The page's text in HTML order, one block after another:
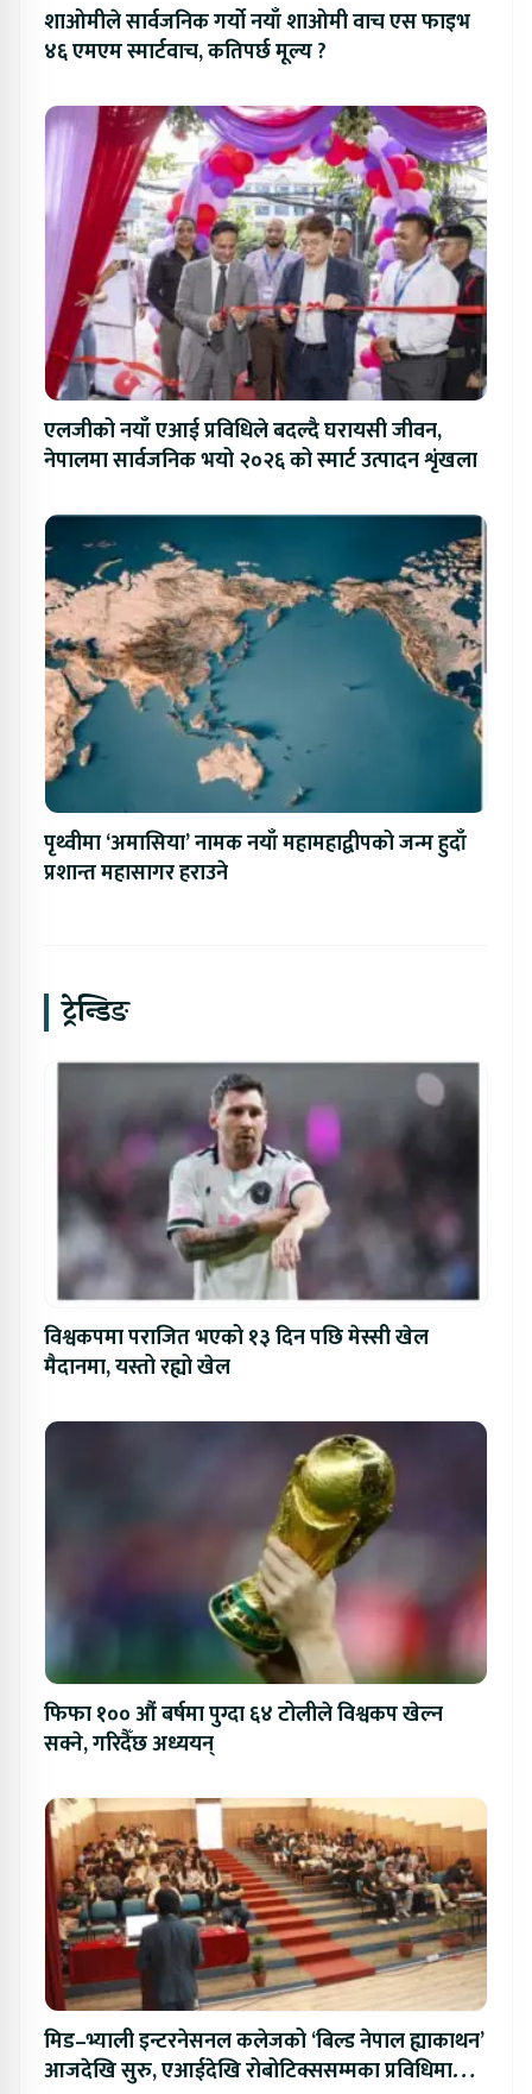
शाओमीले सार्वजनिक गर्यो नयाँ शाओमी वाच एस फाइभ
४६ एमएम स्मार्टवाच, कतिपर्छ मूल्य ?
एलजीको नयाँ एआई प्रविधिले बदल्दै घरायसी जीवन,
नेपालमा सार्वजनिक भयो २०२६ को स्मार्ट उत्पादन शृंखला
पृथ्वीमा ‘अमासिया’ नामक नयाँ महामहाद्वीपको जन्म हुदाँ
प्रशान्त महासागर हराउने
ट्रेन्डिङ
विश्वकपमा पराजित भएको १३ दिन पछि मेस्सी खेल
मैदानमा, यस्तो रह्यो खेल
फिफा १०० औं बर्षमा पुग्दा ६४ टोलीले विश्वकप खेल्न
सक्ने, गरिदैँछ अध्ययन्
मिड–भ्याली इन्टरनेसनल कलेजको ‘बिल्ड नेपाल ह्याकाथन’
आजदेखि सुरु, एआईदेखि रोबोटिक्ससम्मका प्रविधिमा